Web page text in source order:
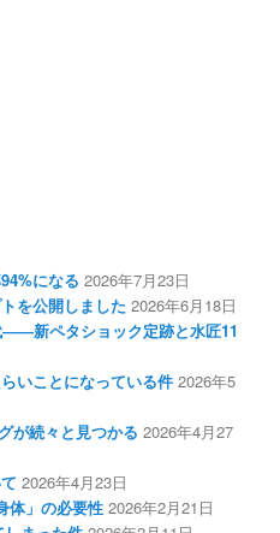
になる 2026年7月23日
を公開しました 2026年6月18日
新ペタショック定跡と水匠11
いことになっている件 2026年5
が続々と見つかる 2026年4月27
2026年4月23日
体」の必要性 2026年2月21日